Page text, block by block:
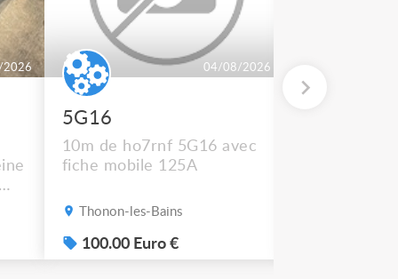
04/08/2026
5G16
10m de ho7rnf 5G16 avec
fiche mobile 125A
Thonon-les-Bains
100.00 Euro €